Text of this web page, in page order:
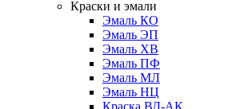
Краски и эмали
Эмаль КО
Эмаль ЭП
Эмаль ХВ
Эмаль ПФ
Эмаль МЛ
Эмаль НЦ
Краска ВД-АК